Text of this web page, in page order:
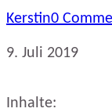
Kerstin0
9. Juli 2019
Inhalte: